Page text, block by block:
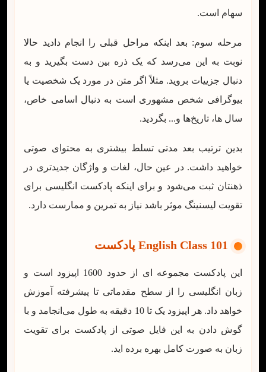
سهام است.
مرحله سوم: بعد اینکه مراحل قبلی را انجام دادید حالا
نوبت به این می‌رسد که یک ذره بین دست بگیرید و به
دنبال جزییات بروید. مثلاً اگر متن در مورد یک شخصیت یا
بیوگرافی شخص مشهوری است به دنبال اسامی خاص،
سال ها، تاریخ‌ها و... بگردید.
بدین ترتیب بعد مدتی تسلط بیشتری به محتوای صوتی
خواهید داشت. در عین حال، لغات و واژگان جدیدتری در
ذهنتان ثبت می‌شود و برای اینکه پادکست انگلیسی برای
تقویت لیسنینگ موثر باشد نیاز به تمرین و ممارست دارد.
English Class 101 پادکست
این پادکست مجموعه ای از حدود 1600 اپیزود است و
زبان انگلیسی را از سطح مقدماتی تا پیشرفته آموزش
خواهد داد. هر اپیزود یک تا 10 دقیقه به طول می‌انجامد و با
گوش دادن به این فایل صوتی از پادکست برای تقویت
زبان به صورت کامل بهره برده اید.